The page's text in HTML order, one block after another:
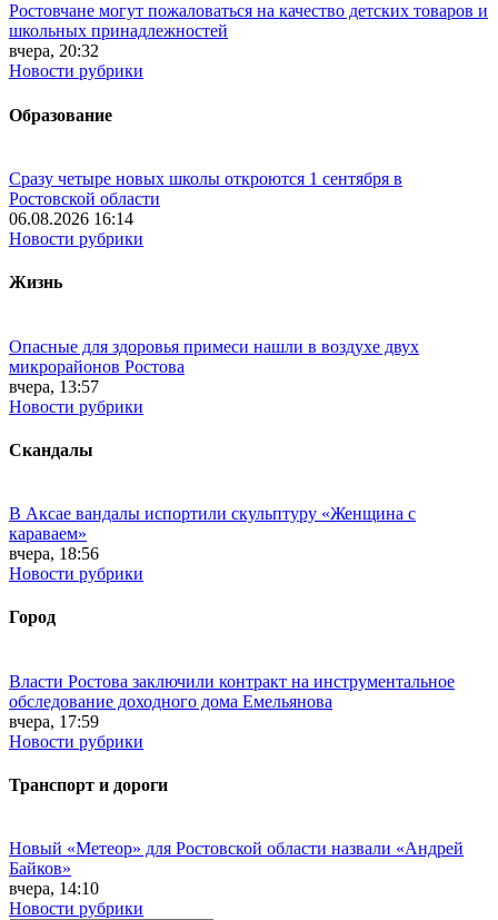
Ростовчане могут пожаловаться на качество детских товаров и
школьных принадлежностей
вчера, 20:32
Новости рубрики
Образование
Сразу четыре новых школы откроются 1 сентября в
Ростовской области
06.08.2026 16:14
Новости рубрики
Жизнь
Опасные для здоровья примеси нашли в воздухе двух
микрорайонов Ростова
вчера, 13:57
Новости рубрики
Скандалы
В Аксае вандалы испортили скульптуру «Женщина с
караваем»
вчера, 18:56
Новости рубрики
Город
Власти Ростова заключили контракт на инструментальное
обследование доходного дома Емельянова
вчера, 17:59
Новости рубрики
Транспорт и дороги
Новый «Метеор» для Ростовской области назвали «Андрей
Байков»
вчера, 14:10
Новости рубрики